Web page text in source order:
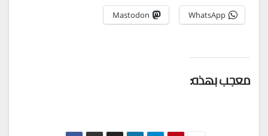
WhatsApp
Mastodon
معجب بهذه: